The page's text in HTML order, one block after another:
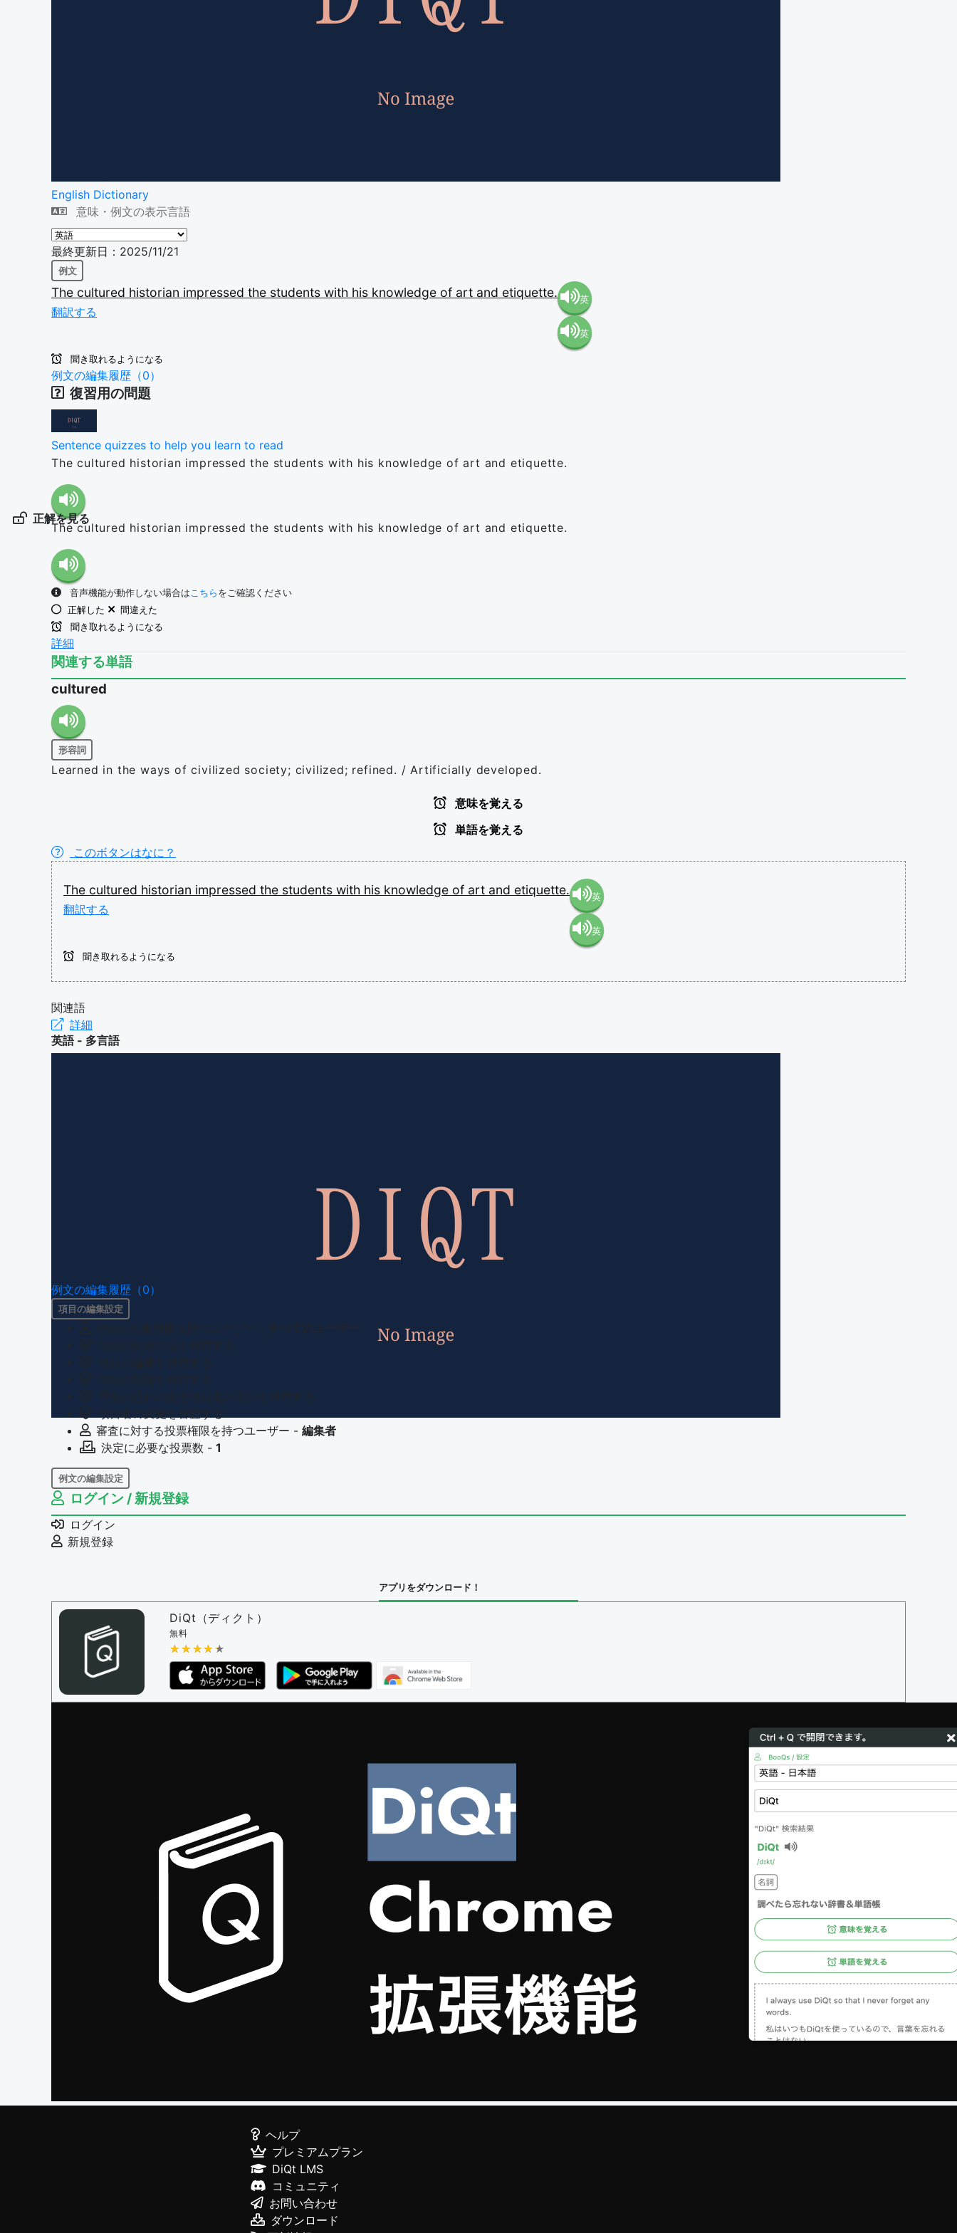
English Dictionary
意味・例文の表示言語
最終更新日：2025/11/21
例文
The cultured historian impressed the students with his knowledge of art and etiquette.
翻訳する
英
語（米
英
聞き取れるようになる
例文の編集履歴（0）
復習用の問題
Sentence quizzes to help you learn to read
The cultured historian impressed the students with his knowledge of art and etiquette.
正解を見る
The cultured historian impressed the students with his knowledge of art and etiquette.
音声機能が動作しない場合はこちら をご確認ください
正解した
間違えた
聞き取れるようになる
詳細
関連する単語
cultured
形容詞
Learned in the ways of civilized society; civilized; refined. / Artificially developed.
意味を覚える
単語を覚える
このボタンはなに？
The cultured historian impressed the students with his knowledge of art and etiquette.
翻訳する
英
語（米
英
聞き取れるようになる
関連語
詳細
英語 - 多言語
例文の編集履歴（0）
項目の編集設定
審査に対する投票権限を持つユーザー - 編集者
決定に必要な投票数 - 1
例文の編集設定
例文の編集権限を持つユーザー -
例文の削除を審査する
審査に対する投票権限を持つユーザー -
決定に必要な投票数 -
問題の編集権限を持つユーザー -すべてのユーザー
審査に対する投票権限を持つユーザー -
決定に必要な投票数 -
編集ガイドライン
ログイン / 新規登録
ログイン
新規登録
アプリをダウンロード！
DiQt（ディクト）
無料
★★★★★
★★★★★
ヘルプ
プレミアムプラン
DiQt LMS
コミュニティ
お問い合わせ
ダウンロード